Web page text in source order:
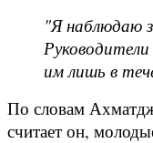
"Я наблюдаю
им лишь в
По словам
считает он,